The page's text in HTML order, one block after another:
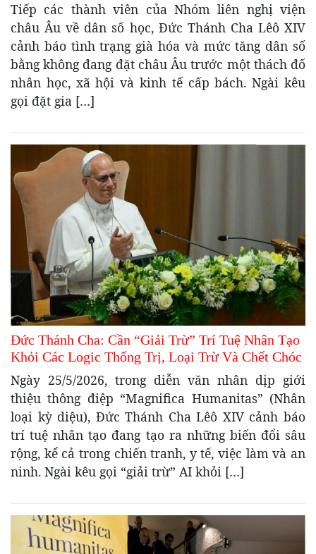
Tiếp các thành viên của Nhóm liên nghị viện
châu Âu về dân số học, Đức Thánh Cha Lêô XIV
cảnh báo tình trạng già hóa và mức tăng dân số
bằng không đang đặt châu Âu trước một thách đố
nhân học, xã hội và kinh tế cấp bách. Ngài kêu
gọi đặt gia […]
Đức Thánh Cha: Cần “Giải Trừ” Trí Tuệ Nhân Tạo
Khỏi Các Logic Thống Trị, Loại Trừ Và Chết Chóc
Ngày 25/5/2026, trong diễn văn nhân dịp giới
thiệu thông điệp “Magnifica Humanitas” (Nhân
loại kỳ diệu), Đức Thánh Cha Lêô XIV cảnh báo
trí tuệ nhân tạo đang tạo ra những biến đổi sâu
rộng, kể cả trong chiến tranh, y tế, việc làm và an
ninh. Ngài kêu gọi “giải trừ” AI khỏi […]